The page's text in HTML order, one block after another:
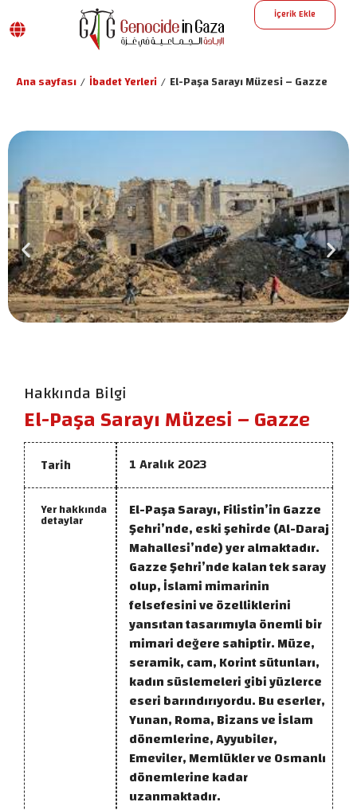
İçerik Ekle
Ana sayfası/ İbadet Yerleri/ El-Paşa Sarayı Müzesi – Gazze
Hakkında Bilgi
El-Paşa Sarayı Müzesi – Gazze
Tarih 1 Aralık 2023
Yer hakkında
detaylar
El-Paşa Sarayı, Filistin’in Gazze
Şehri’nde, eski şehirde (Al-Daraj
Mahallesi’nde) yer almaktadır.
Gazze Şehri’nde kalan tek saray
olup, İslami mimarinin
felsefesini ve özelliklerini
yansıtan tasarımıyla önemli bir
mimari değere sahiptir. Müze,
seramik, cam, Korint sütunları,
kadın süslemeleri gibi yüzlerce
eseri barındırıyordu. Bu eserler,
Yunan, Roma, Bizans ve İslam
dönemlerine, Ayyubiler,
Emeviler, Memlükler ve Osmanlı
dönemlerine kadar
uzanmaktadır.